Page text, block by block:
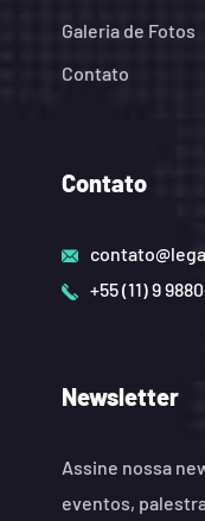
Galeria de Fotos
Contato
Contato
+55 (11) 9
Newsletter
Assine nossa
eventos,